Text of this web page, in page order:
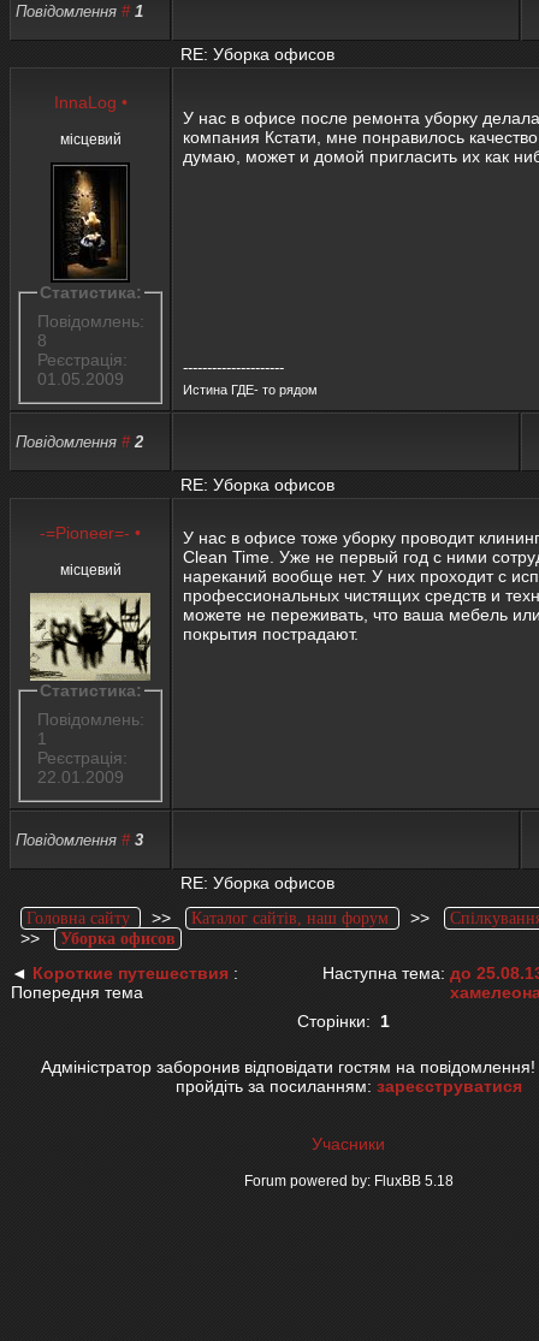
Повідомлення # 1
RE: Уборка офисов
InnaLog •
місцевий
Статистика:
Повідомлень:
8
Реєстрація:
01.05.2009
У нас в офисе после ремонта уборку
компания Кстати, мне понравилось
думаю, может и домой пригласить их как
---------------------
Истина ГДЕ- то рядом
Повідомлення # 2
RE: Уборка офисов
-=Pioneer=- •
місцевий
Статистика:
Повідомлень:
1
Реєстрація:
22.01.2009
У нас в офисе тоже уборку проводит
Clean Time. Уже не первый год с ними
нареканий вообще нет. У них проходит с
профессиональных чистящих средств и
можете не переживать, что ваша мебель
покрытия пострадают.
Повідомлення # 3
RE: Уборка офисов
Головна сайту >> Каталог сайтів, наш форум >>
>> Уборка офисов
◄ Короткие путешествия :
Попередня тема
Наступна тема: до
Сторінки: 1
Адміністратор заборонив відповідати гостям на повідомлення!
пройдіть за посиланням: зареєструватися
Учасники
Forum powered by: FluxBB 5.18